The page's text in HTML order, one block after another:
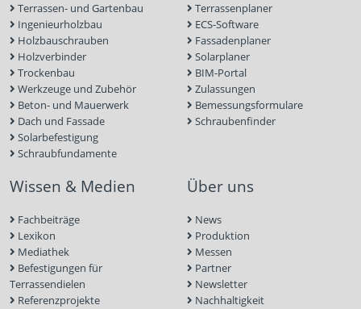
Terrassen- und Gartenbau
Ingenieurholzbau
Holzbauschrauben
Holzverbinder
Trockenbau
Werkzeuge und Zubehör
Beton- und Mauerwerk
Dach und Fassade
Solarbefestigung
Schraubfundamente
Terrassenplaner
ECS-Software
Fassadenplaner
Solarplaner
BIM-Portal
Zulassungen
Bemessungsformulare
Schraubenfinder
Wissen & Medien
Fachbeiträge
Lexikon
Mediathek
Befestigungen für
Terrassendielen
Referenzprojekte
Über uns
News
Produktion
Messen
Partner
Newsletter
Nachhaltigkeit